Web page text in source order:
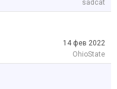
sadcat
14 фев 2022
OhioState